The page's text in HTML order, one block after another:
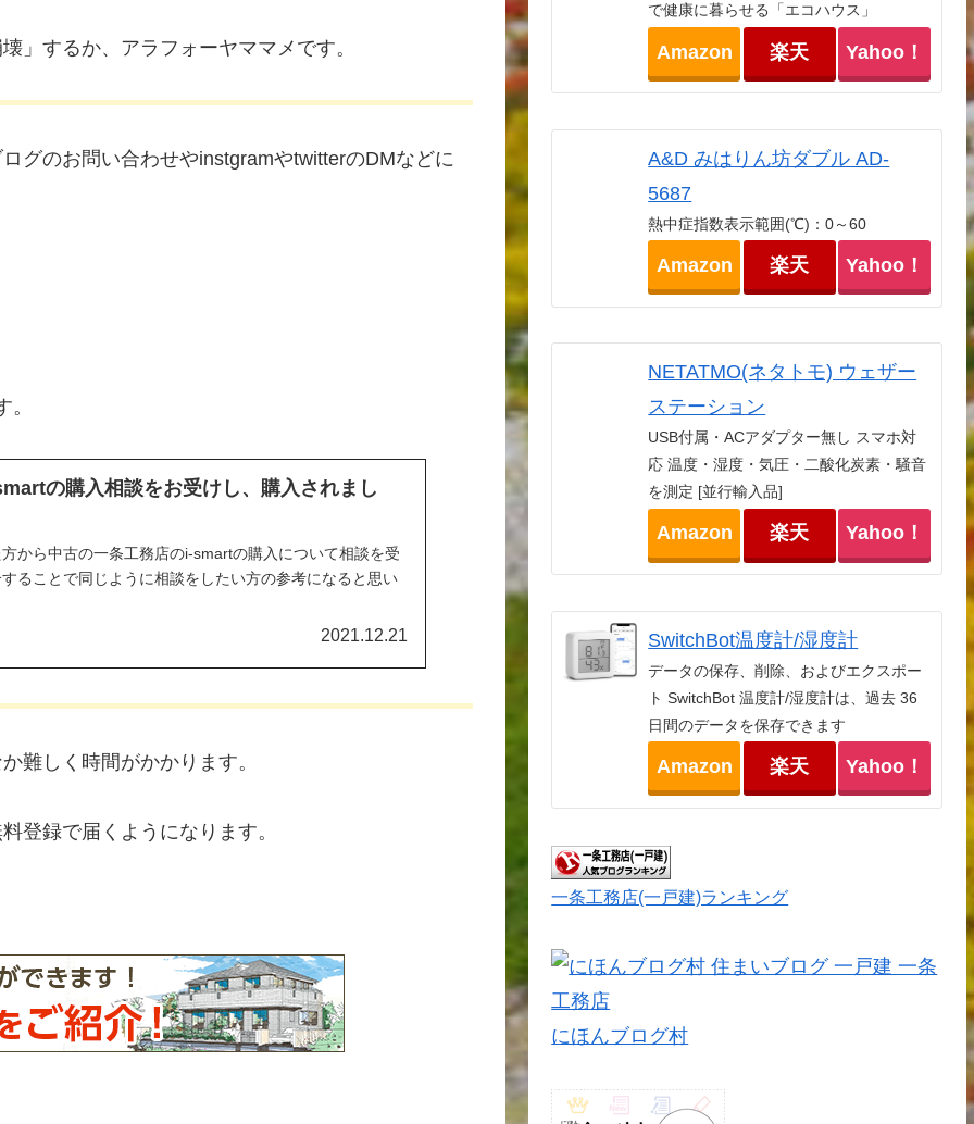
」するか、アラフォーヤママメです。
グのお問い合わせやinstgramやtwitterのDMなどに
の購入相談をお受けし、購入されまし
から中古の一条工務店のi-smartの購入について相談を受
ることで同じように相談をしたい方の参考になると思い
2021.12.21
難しく時間がかかります。
登録で届くようになります。
で健康に暮らせる「エコハウス」
Amazon 楽天 Yahoo！
A&D みはりん坊ダブル AD-
5687
熱中症指数表示範囲(℃)：0～60
Amazon 楽天 Yahoo！
NETATMO(ネタトモ) ウェザー
ステーション
USB付属・ACアダプター無し スマホ対
応 温度・湿度・気圧・二酸化炭素・騒音
を測定 [並行輸入品]
Amazon 楽天 Yahoo！
SwitchBot温度計/湿度計
データの保存、削除、およびエクスポー
ト SwitchBot 温度計/湿度計は、過去 36
日間のデータを保存できます
Amazon 楽天 Yahoo！
一条工務店(一戸建)ランキング
にほんブログ村